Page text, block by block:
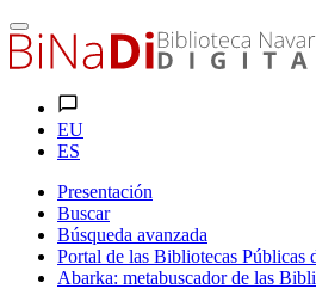
EU
ES
Presentación
Buscar
Búsqueda avanzada
Portal de las Bibliotecas Públicas
Abarka: metabuscador de las